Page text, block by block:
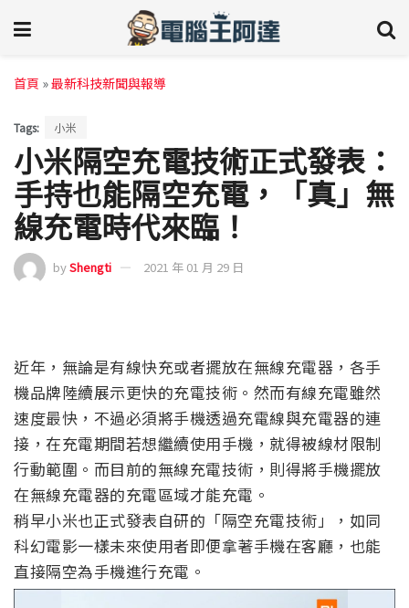
首頁 »最新科技新聞與報導
Tags: 小米
小米隔空充電技術正式發表：
手持也能隔空充電，「真」無
線充電時代來臨！
byShengti 2021 年 01 月 29 日
近年，無論是有線快充或者擺放在無線充電器，各手
機品牌陸續展示更快的充電技術。然而有線充電雖然
速度最快，不過必須將手機透過充電線與充電器的連
接，在充電期間若想繼續使用手機，就得被線材限制
行動範圍。而目前的無線充電技術，則得將手機擺放
在無線充電器的充電區域才能充電。
稍早小米也正式發表自研的「隔空充電技術」，如同
科幻電影一樣未來使用者即便拿著手機在客廳，也能
直接隔空為手機進行充電。